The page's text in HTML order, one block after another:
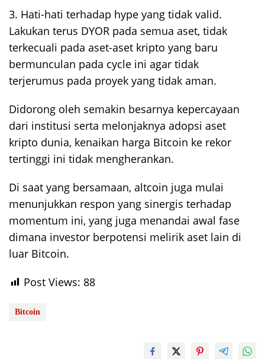
3. Hati-hati terhadap hype yang tidak valid.
Lakukan terus DYOR pada semua aset, tidak
terkecuali pada aset-aset kripto yang baru
bermunculan pada cycle ini agar tidak
terjerumus pada proyek yang tidak aman.
Didorong oleh semakin besarnya kepercayaan
dari institusi serta melonjaknya adopsi aset
kripto dunia, kenaikan harga Bitcoin ke rekor
tertinggi ini tidak mengherankan.
Di saat yang bersamaan, altcoin juga mulai
menunjukkan respon yang sinergis terhadap
momentum ini, yang juga menandai awal fase
dimana investor berpotensi melirik aset lain di
luar Bitcoin.
Post Views: 88
Bitcoin